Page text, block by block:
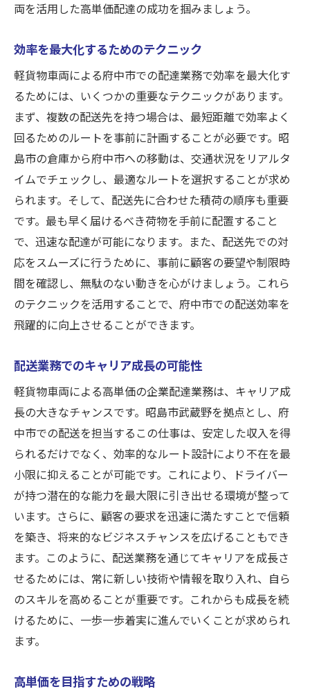
両を活用した高単価配達の成功を掴みましょう。
効率を最大化するためのテクニック
軽貨物車両による府中市での配達業務で効率を最大化す
るためには、いくつかの重要なテクニックがあります。
まず、複数の配送先を持つ場合は、最短距離で効率よく
回るためのルートを事前に計画することが必要です。昭
島市の倉庫から府中市への移動は、交通状況をリアルタ
イムでチェックし、最適なルートを選択することが求め
られます。そして、配送先に合わせた積荷の順序も重要
です。最も早く届けるべき荷物を手前に配置すること
で、迅速な配達が可能になります。また、配送先での対
応をスムーズに行うために、事前に顧客の要望や制限時
間を確認し、無駄のない動きを心がけましょう。これら
のテクニックを活用することで、府中市での配送効率を
飛躍的に向上させることができます。
配送業務でのキャリア成長の可能性
軽貨物車両による高単価の企業配達業務は、キャリア成
長の大きなチャンスです。昭島市武蔵野を拠点とし、府
中市での配送を担当するこの仕事は、安定した収入を得
られるだけでなく、効率的なルート設計により不在を最
小限に抑えることが可能です。これにより、ドライバー
が持つ潜在的な能力を最大限に引き出せる環境が整って
います。さらに、顧客の要求を迅速に満たすことで信頼
を築き、将来的なビジネスチャンスを広げることもでき
ます。このように、配送業務を通じてキャリアを成長さ
せるためには、常に新しい技術や情報を取り入れ、自ら
のスキルを高めることが重要です。これからも成長を続
けるために、一歩一歩着実に進んでいくことが求められ
ます。
高単価を目指すための戦略